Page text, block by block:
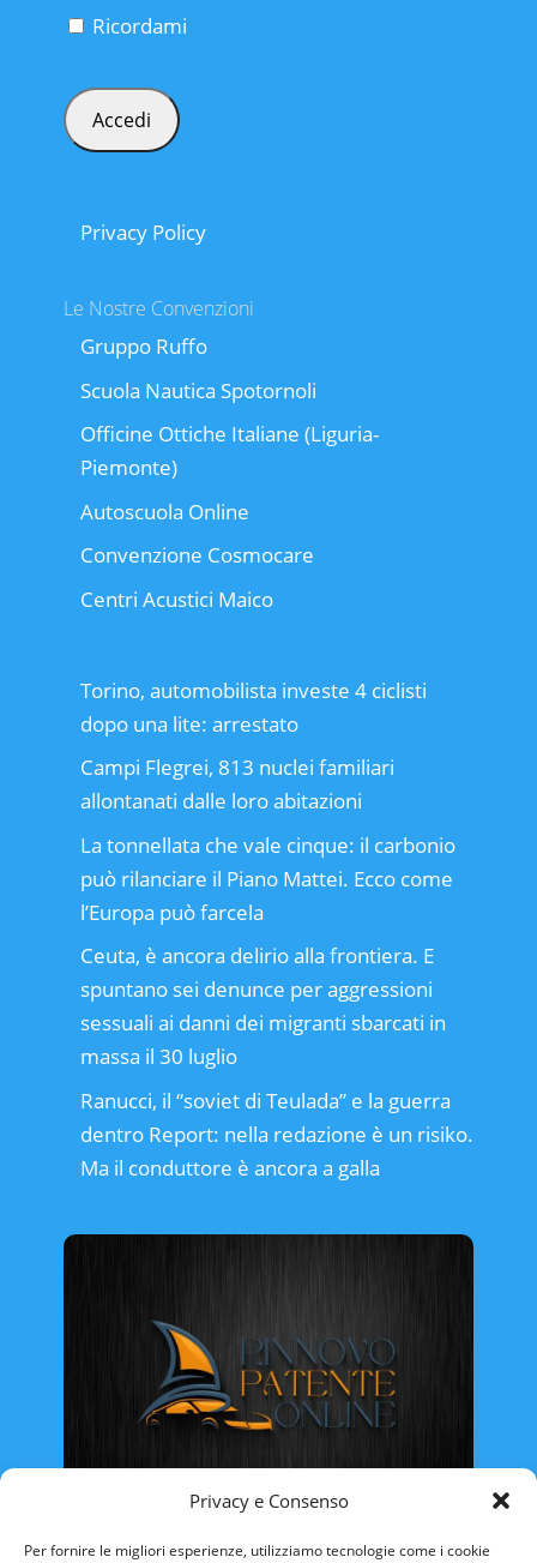
Privacy e Consenso
Per fornire le migliori esperienze, utilizziamo tecnologie come i cookie
Ricordami
Privacy Policy
Le Nostre Convenzioni
Gruppo Ruffo
Scuola Nautica Spotornoli
Officine Ottiche Italiane (Liguria-
Piemonte)
Autoscuola Online
Convenzione Cosmocare
Centri Acustici Maico
Torino, automobilista investe 4 ciclisti
dopo una lite: arrestato
Campi Flegrei, 813 nuclei familiari
allontanati dalle loro abitazioni
La tonnellata che vale cinque: il carbonio
può rilanciare il Piano Mattei. Ecco come
l’Europa può farcela
Ceuta, è ancora delirio alla frontiera. E
spuntano sei denunce per aggressioni
sessuali ai danni dei migranti sbarcati in
massa il 30 luglio
Ranucci, il “soviet di Teulada” e la guerra
dentro Report: nella redazione è un risiko.
Ma il conduttore è ancora a galla